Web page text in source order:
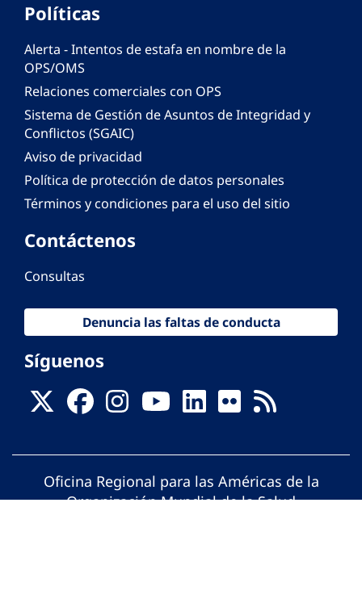
Políticas
Alerta - Intentos de estafa en nombre de la
OPS/OMS
Relaciones comerciales con OPS
Sistema de Gestión de Asuntos de Integridad y
Conflictos (SGAIC)
Aviso de privacidad
Política de protección de datos personales
Términos y condiciones para el uso del sitio
Contáctenos
Consultas
Denuncia las faltas de conducta
Síguenos
Oficina Regional para las Américas de la
Organización Mundial de la Salud